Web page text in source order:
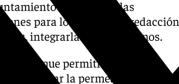
de Granada las
para los pliegos de redacción
integrarlas en los mismos.
que permitirán
al mejorar la permeabilidad del